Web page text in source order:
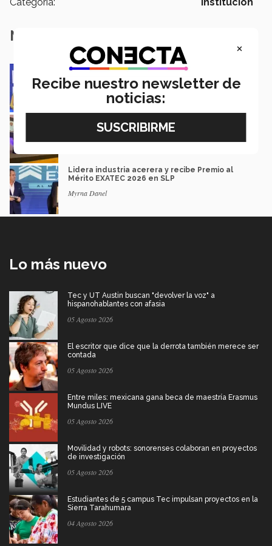
Notas Relacionadas
Impacto y legado: Marcela Velasco, ganadora
Guillermo Solorio
Hernández
Isabel Martínez
Lidera industria acerera y recibe Premio al
Mérito EXATEC 2026 en SLP
Myrna Danel
Lo más nuevo
Tec y UT Austin buscan "devolver la voz" a
hispanohablantes con afasia
05 Agosto 2026
El escritor que dice que la derrota también merece ser
contada
05 Agosto 2026
Entre miles: mexicana gana beca de maestría Erasmus
Mundus LIVE
05 Agosto 2026
Movilidad y robots: sonorenses colaboran en proyectos
de investigación
05 Agosto 2026
Estudiantes de 5 campus Tec impulsan proyectos en la
Sierra Tarahumara
04 Agosto 2026
×
Recibe nuestro newsletter de
noticias: